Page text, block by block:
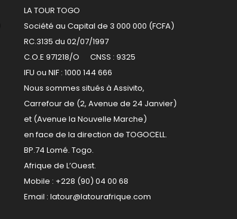
LA TOUR TOGO
Société au Capital de 3 000 000 (FCFA)
RC.3135 du 02/07/1997
C.O.E 971218/O CNSS : 9325
IFU ou NIF : 1000 144 666
Nous sommes situés à Assivito,
Carrefour de (2, Avenue de 24 Janvier)
et (Avenue la Nouvelle Marche)
en face de la direction de TOGOCELL.
BP.74 Lomé. Togo.
Afrique de L’Ouest.
Mobile : +228 (90) 04 00 68
Email : latour@latourafrique.com